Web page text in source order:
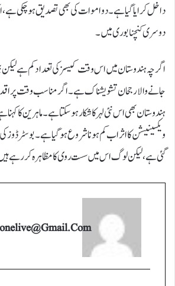
داخل کرایا گیا ہے۔ دو اموات کی بھی تصدیق ہو چکی ہے،
دوسری کنچنابوری میں۔
اگرچہ ہندوستان میں اس وقت کیسز کی تعداد کم ہے لیکن
جانے والا رجحان تشویشناک ہے۔ اگر مناسب وقت پر
ہندوستان بھی اس نئی لہر کا شکار ہو سکتا ہے۔ ماہرین کا
ویکسینیشن کا اثر اب کم ہونا شروع ہو گیا ہے۔ بوسٹر
گئی ہے، لیکن لوگ اس میں سست روی کا مظاہرہ کر رہے